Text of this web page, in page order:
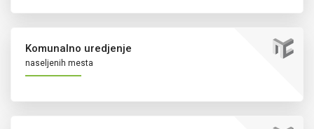
Komunalno uredjenje
naseljenih mesta